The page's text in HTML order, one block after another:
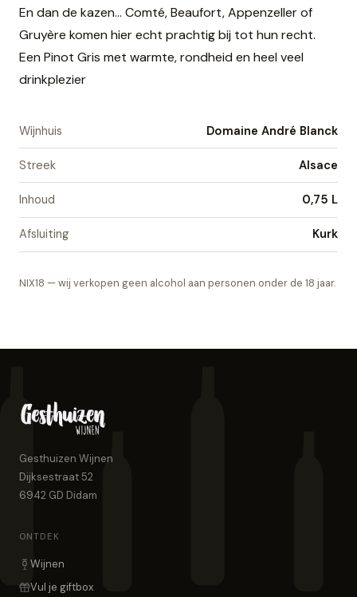
En dan de kazen… Comté, Beaufort, Appenzeller of
Gruyère komen hier echt prachtig bij tot hun recht.
Een Pinot Gris met warmte, rondheid en heel veel
drinkplezier
Wijnhuis Domaine André Blanck
Streek Alsace
Inhoud 0,75 L
Afsluiting Kurk
NIX18 — wij verkopen geen alcohol aan personen onder de 18 jaar.
Gesthuizen Wijnen
Dijksestraat 52
6942 GD Didam
ONTDEK
Wijnen
Vul je giftbox